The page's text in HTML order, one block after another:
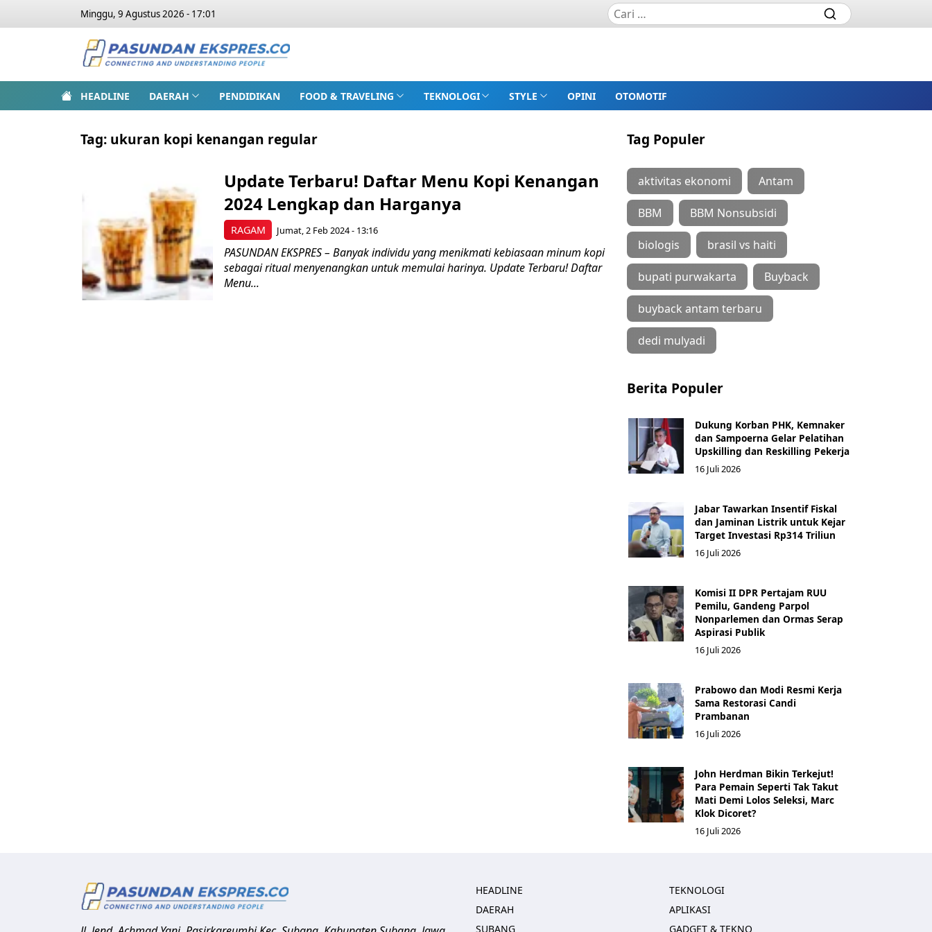
Minggu, 9 Agustus 2026 - 17:01
HEADLINE DAERAH PENDIDIKAN FOOD & TRAVELING TEKNOLOGI STYLE OPINI OTOMOTIF
Tag: ukuran kopi kenangan regular
RAGAM
Update Terbaru! Daftar Menu Kopi Kenangan
2024 Lengkap dan Harganya
Jumat, 2 Feb 2024 - 13:16
PASUNDAN EKSPRES – Banyak individu yang menikmati kebiasaan minum kopi
sebagai ritual menyenangkan untuk memulai harinya. Update Terbaru! Daftar
Menu...
Tag Populer
aktivitas ekonomi Antam
BBM BBM Nonsubsidi
biologis brasil vs haiti
bupati purwakarta Buyback
buyback antam terbaru
dedi mulyadi
Berita Populer
Dukung Korban PHK, Kemnaker
dan Sampoerna Gelar Pelatihan
Upskilling dan Reskilling Pekerja
16 Juli 2026
Jabar Tawarkan Insentif Fiskal
dan Jaminan Listrik untuk Kejar
Target Investasi Rp314 Triliun
16 Juli 2026
Komisi II DPR Pertajam RUU
Pemilu, Gandeng Parpol
Nonparlemen dan Ormas Serap
Aspirasi Publik
16 Juli 2026
Prabowo dan Modi Resmi Kerja
Sama Restorasi Candi
Prambanan
16 Juli 2026
John Herdman Bikin Terkejut!
Para Pemain Seperti Tak Takut
Mati Demi Lolos Seleksi, Marc
Klok Dicoret?
16 Juli 2026
HEADLINE
DAERAH
SUBANG
TEKNOLOGI
APLIKASI
GADGET & TEKNO